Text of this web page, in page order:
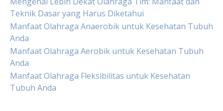
Teknik Dasar yang Harus Diketahui
Manfaat Olahraga Anaerobik untuk Kesehatan Tubuh
Anda
Manfaat Olahraga Aerobik untuk Kesehatan Tubuh
Anda
Manfaat Olahraga Fleksibilitas untuk Kesehatan
Tubuh Anda